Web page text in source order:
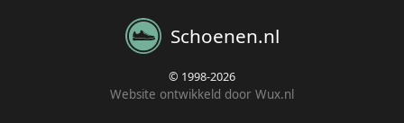
Schoenen.nl
© 1998-2026
Website ontwikkeld door Wux.nl